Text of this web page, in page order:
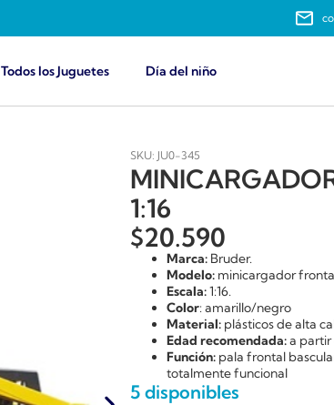
Todos los Juguetes Día del niño
SKU: JU0-345
1:16
$20.590
Marca: Bruder.
Modelo: minicargador
Escala:1:16.
Color: amarillo/negro
Material: plásticos de alta
Edad recomendada:a partir
Función: pala frontal
totalmente funcional
5 disponibles